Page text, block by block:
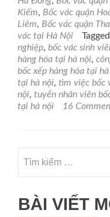
vụ
bốc
vác
tại
Hà
Nội
Kiếm, Bốc vác quận
Liêm, Bốc vác quận
vác tại Hà Nội
Tagged
nghiệp, bốc vác sinh
hàng hóa tại hà nội,
bốc xếp hàng hóa tại
tại hà nội, tìm việc bốc
nội, tuyển nhân viên
tại hà nội
16
kiếm
BÀI VIẾT